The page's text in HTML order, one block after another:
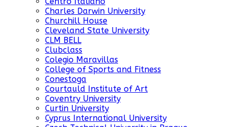
Charles Darwin University
Churchill House
Cleveland State University
CLM BELL
Clubclass
Colegio Maravillas
College of Sports and Fitness
Conestoga
Courtauld Institute of Art
Coventry University
Curtin University
Cyprus International University